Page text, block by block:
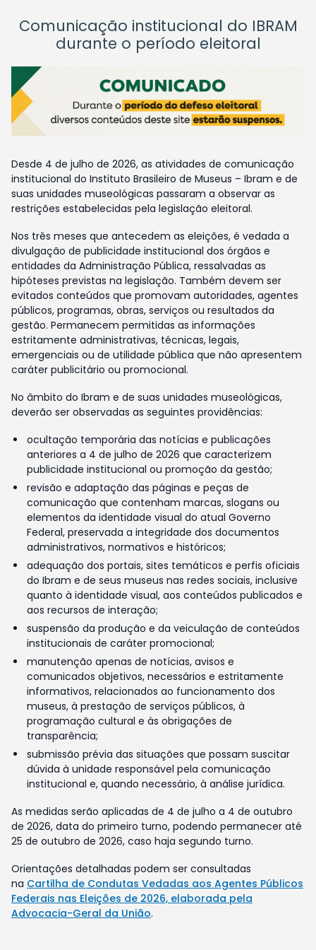
Comunicação institucional do IBRAM
durante o período eleitoral
Desde 4 de julho de 2026, as atividades de comunicação
institucional do Instituto Brasileiro de Museus – Ibram e de
suas unidades museológicas passaram a observar as
restrições estabelecidas pela legislação eleitoral.
Nos três meses que antecedem as eleições, é vedada a
divulgação de publicidade institucional dos órgãos e
entidades da Administração Pública, ressalvadas as
hipóteses previstas na legislação. Também devem ser
evitados conteúdos que promovam autoridades, agentes
públicos, programas, obras, serviços ou resultados da
gestão. Permanecem permitidas as informações
estritamente administrativas, técnicas, legais,
emergenciais ou de utilidade pública que não apresentem
caráter publicitário ou promocional.
No âmbito do Ibram e de suas unidades museológicas,
deverão ser observadas as seguintes providências:
ocultação temporária das notícias e publicações
anteriores a 4 de julho de 2026 que caracterizem
publicidade institucional ou promoção da gestão;
revisão e adaptação das páginas e peças de
comunicação que contenham marcas, slogans ou
elementos da identidade visual do atual Governo
Federal, preservada a integridade dos documentos
administrativos, normativos e históricos;
adequação dos portais, sites temáticos e perfis oficiais
do Ibram e de seus museus nas redes sociais, inclusive
quanto à identidade visual, aos conteúdos publicados e
aos recursos de interação;
suspensão da produção e da veiculação de conteúdos
institucionais de caráter promocional;
manutenção apenas de notícias, avisos e
comunicados objetivos, necessários e estritamente
informativos, relacionados ao funcionamento dos
museus, à prestação de serviços públicos, à
programação cultural e às obrigações de
transparência;
submissão prévia das situações que possam suscitar
dúvida à unidade responsável pela comunicação
institucional e, quando necessário, à análise jurídica.
As medidas serão aplicadas de 4 de julho a 4 de outubro
de 2026, data do primeiro turno, podendo permanecer até
25 de outubro de 2026, caso haja segundo turno.
Orientações detalhadas podem ser consultadas
na Cartilha de Condutas Vedadas aos Agentes Públicos
Federais nas Eleições de 2026, elaborada pela
Advocacia-Geral da União.